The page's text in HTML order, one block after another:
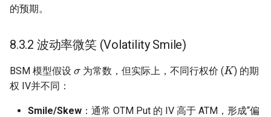
的预期。
8.3.2 波动率微笑 (Volatility Smile)
BSM 模型假设 为常数，但实际上，不同行权价 (
K
) 的期
权 IV并不同：
Smile/Skew ：通常 OTM Put 的 IV 高于 ATM，形成“偏